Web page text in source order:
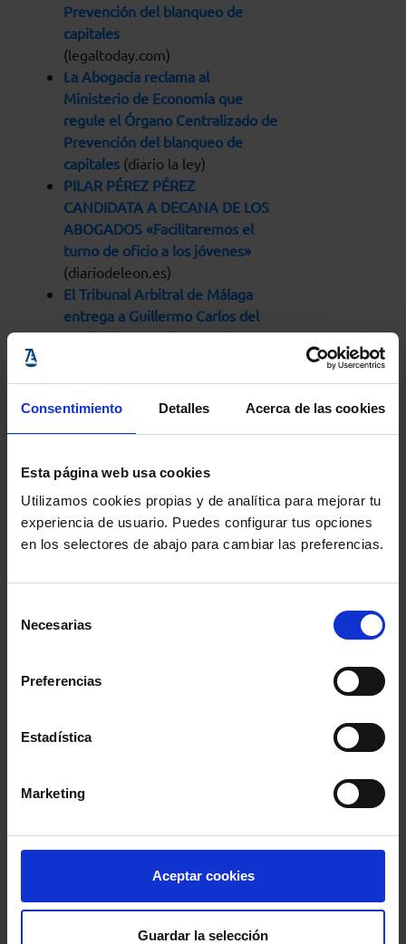
Consentimiento Detalles Acerca de las cookies
Esta página web usa cookies
Utilizamos cookies propias y de analítica para mejorar tu
experiencia de usuario. Puedes configurar tus opciones
en los selectores de abajo para cambiar las preferencias.
Necesarias
Preferencias
Estadística
Marketing
Aceptar cookies
Guardar la selección
Prevención del blanqueo de
capitales
(legaltoday.com)
La Abogacía reclama al
Ministerio de Economía que
regule el Órgano Centralizado de
Prevención del blanqueo de
capitales (diario la ley)
PILAR PÉREZ PÉREZ
CANDIDATA A DECANA DE LOS
ABOGADOS «Facilitaremos el
turno de oficio a los jóvenes»
(diariodeleon.es)
El Tribunal Arbitral de Málaga
entrega a Guillermo Carlos del
Prado el »I Premio para el
arbitraje»
(lawyerpress.com)
Colegio de Abogados de Madrid,
(europapress.es)
Fernando R. Santocildes,
candidato a decano
(diariodeleon.es)
21 de diciembre
El Colegio de Abogados de
protección animal
Comparte: